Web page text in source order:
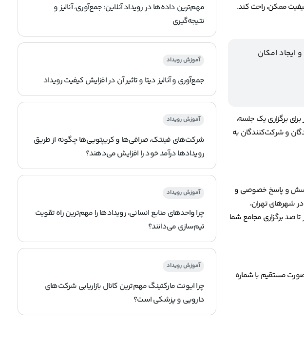
کیفیت ممکن، راحت کند.
ایجاد امکان
برگزاری یک جلسه،
و شرکت‌کنندگان به
پرسش و پاسخ خصوصی و
شهرهای تهران،
صد برگزاری مجامع شما
مستقیم با شماره
مهم‌ترین داده‌ها در رویداد آنلاین؛ جمع‌آوری، آنالیز و
نتیجه‌گیری
آموزش رویداد
جمع‌آوری و آنالیز دیتا و تاثیر آن در افزایش کیفیت رویداد
آموزش رویداد
شرکت‌های فینتک، صرافی‌ها و کریپتویی‌ها چگونه از طریق
رویدادها درآمد خود را افزایش می‌دهند؟
آموزش رویداد
چرا واحدهای منابع انسانی، رویدادها را مهم‌ترین راه تقویت
تیم‌سازی می‌دانند؟
آموزش رویداد
چرا ایونت مارکتینگ مهم‌ترین کانال بازاریابی شرکت‌های
دارویی و پزشکی است؟